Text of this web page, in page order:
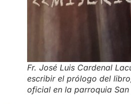
Fr. José Luis Cardenal
escribir el prólogo del
oficial en la parroquia San